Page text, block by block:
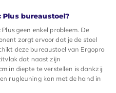
Plus bureaustoel?
geen enkel probleem. De
zorgt ervoor dat je de stoel
deze bureaustoel van Ergopro
dat naast zijn
in diepte te verstellen is dankzij
rugleuning kan met de hand in